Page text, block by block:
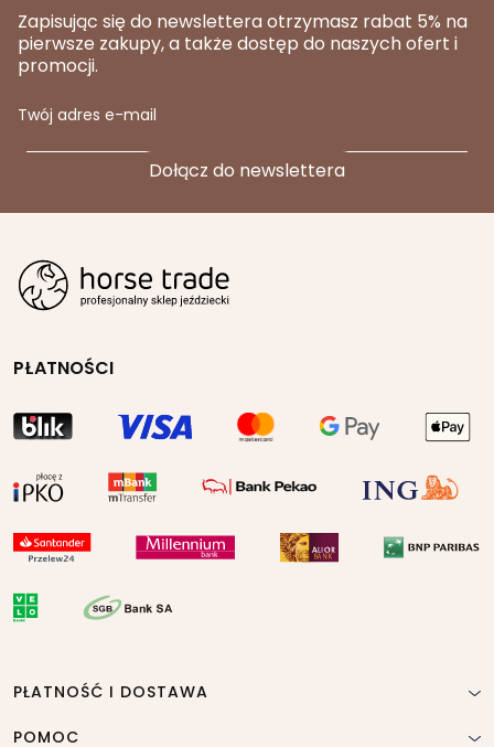
Zapisując się do newslettera otrzymasz rabat 5% na
pierwsze zakupy, a także dostęp do naszych ofert i
promocji.
Twój adres e-mail
PŁATNOŚCI
PŁATNOŚĆ I DOSTAWA
POMOC